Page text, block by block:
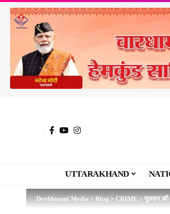
UTTARAKHAND
Devbhoomi Media>Blog>CRIME>गुलदार